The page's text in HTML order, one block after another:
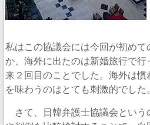
私はこの協議会には今回が初めて
か、海外に出たのは新婚旅行で
来２回目のことでした。海外は
を味わうのはとても刺激的でした。
さて、日韓弁護士協議会という